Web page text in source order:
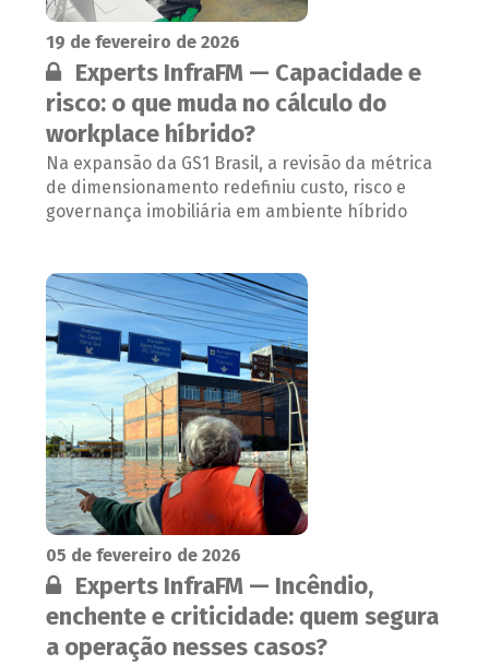
19 de fevereiro de 2026
Conteúdo restrito:
Experts InfraFM — Capacidade e
risco: o que muda no cálculo do
workplace híbrido?
Na expansão da GS1 Brasil, a revisão da métrica
de dimensionamento redefiniu custo, risco e
governança imobiliária em ambiente híbrido
05 de fevereiro de 2026
Conteúdo restrito:
Experts InfraFM — Incêndio,
enchente e criticidade: quem segura
a operação nesses casos?